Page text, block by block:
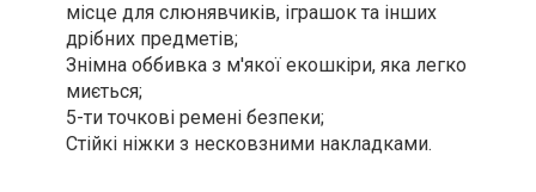
місце для слюнявчиків, іграшок та інших
дрібних предметів;
Знімна оббивка з м'якої екошкіри, яка легко
миється;
5-ти точкові ремені безпеки;
Стійкі ніжки з несковзними накладками.